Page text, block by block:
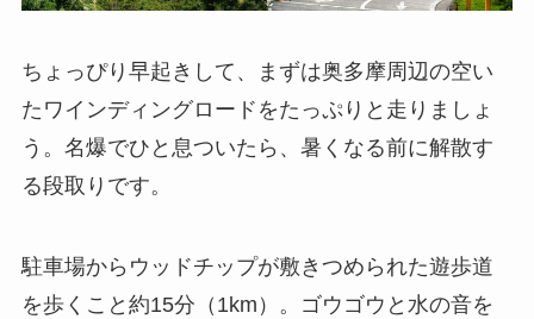
ちょっぴり早起きして、まずは奥多摩周辺の空い
たワインディングロードをたっぷりと走りましょ
う。名爆でひと息ついたら、暑くなる前に解散す
る段取りです。
駐車場からウッドチップが敷きつめられた遊歩道
を歩くこと約15分（1km）。ゴウゴウと水の音を